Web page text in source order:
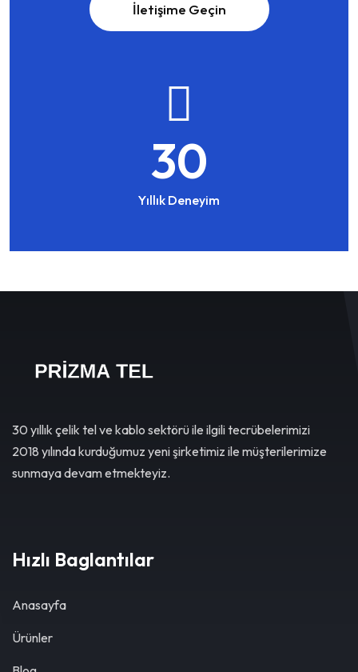
İletişime Geçin
30
Yıllık Deneyim
30 yıllık çelik tel ve kablo sektörü ile ilgili tecrübelerimizi
2018 yılında kurduğumuz yeni şirketimiz ile müşterilerimize
sunmaya devam etmekteyiz.
Hızlı Baglantılar
Anasayfa
Ürünler